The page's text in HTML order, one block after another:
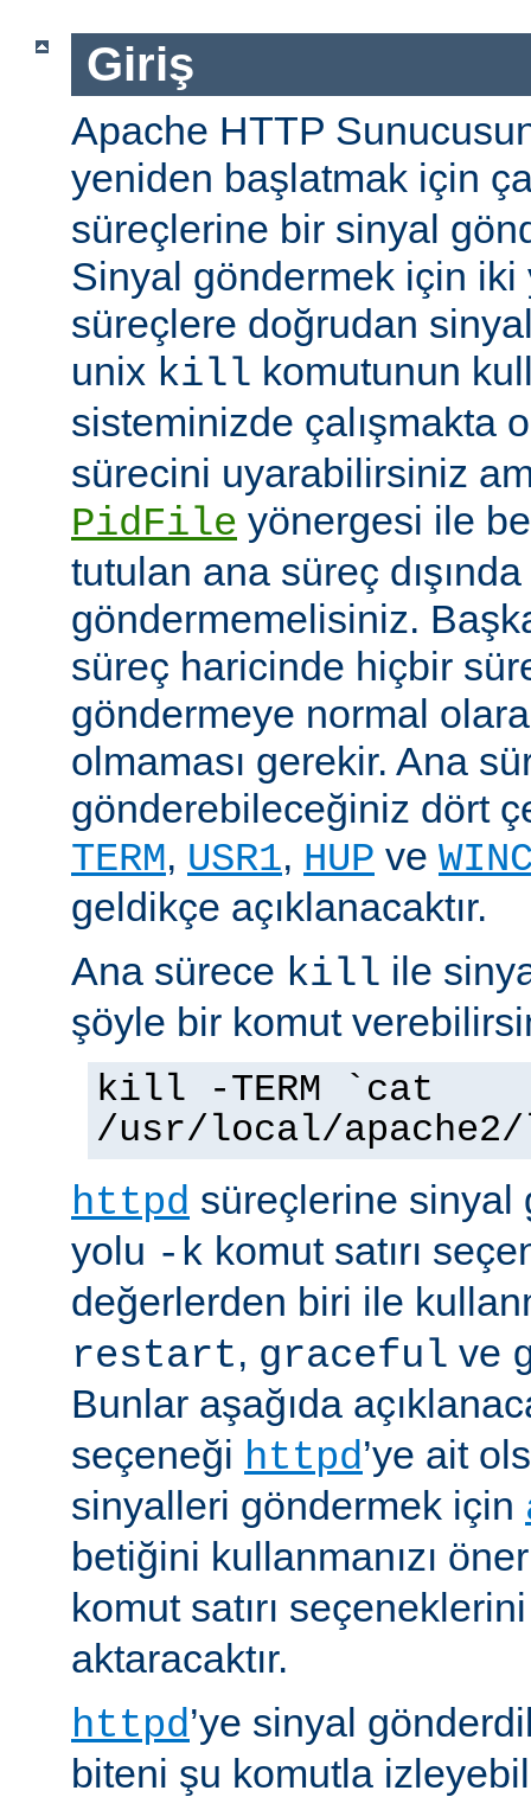
Giriş
Apache HTTP
yeniden başlatmak için
süreçlerine bir sinyal
Sinyal göndermek için iki
süreçlere doğrudan
unix kill komutunun
sisteminizde çalışmakta
sürecini uyarabilirsiniz
PidFile yönergesi ile
tutulan ana süreç
göndermemelisiniz.
süreç haricinde hiçbir
göndermeye normal
olmaması gerekir. Ana
gönderebileceğiniz dört
TERM, USR1, HUP ve
geldikçe açıklanacaktır.
Ana sürece kill ile
şöyle bir komut
kill -TERM `cat
/usr/local/
httpd süreçlerine sinyal
yolu -k komut satırı
değerlerden biri ile
restart, graceful ve
Bunlar aşağıda
seçeneği httpd’ye ait
sinyalleri göndermek için
betiğini kullanmanızı
komut satırı
aktaracaktır.
httpd’ye sinyal
biteni şu komutla